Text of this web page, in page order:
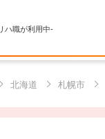
ハ職が利用中-
北海道 札幌市